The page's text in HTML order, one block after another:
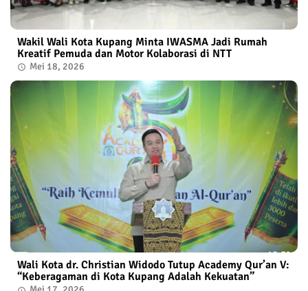
Wakil Wali Kota Kupang Minta IWASMA Jadi Rumah
Kreatif Pemuda dan Motor Kolaborasi di NTT
Mei 18, 2026
Wali Kota dr. Christian Widodo Tutup Academy Qur’an V:
“Keberagaman di Kota Kupang Adalah Kekuatan”